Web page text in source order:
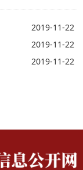
2019-11-22
2019-11-22
2019-11-22